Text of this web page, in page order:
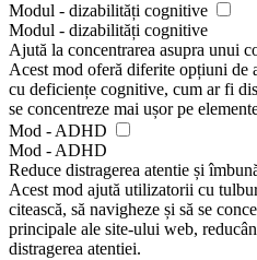
Modul - dizabilități cognitive
Modul - dizabilități cognitive
Ajută la concentrarea asupra unui
Acest mod oferă diferite opțiuni de
cu deficiențe cognitive, cum ar fi
se concentreze mai ușor pe
Mod - ADHD
Mod - ADHD
Reduce distragerea atentie și
Acest mod ajută utilizatorii cu
citească, să navigheze și să se
principale ale site-ului web,
distragerea atentiei.